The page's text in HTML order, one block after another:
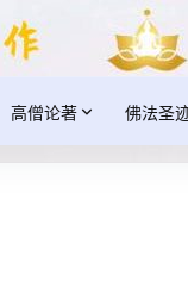
高僧论著 佛法圣